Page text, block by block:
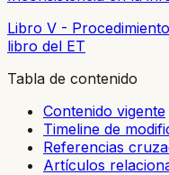
Libro V - Procedimiento
libro del ET
Tabla de contenido
Contenido vigente
Timeline de
Referencias
Artículos